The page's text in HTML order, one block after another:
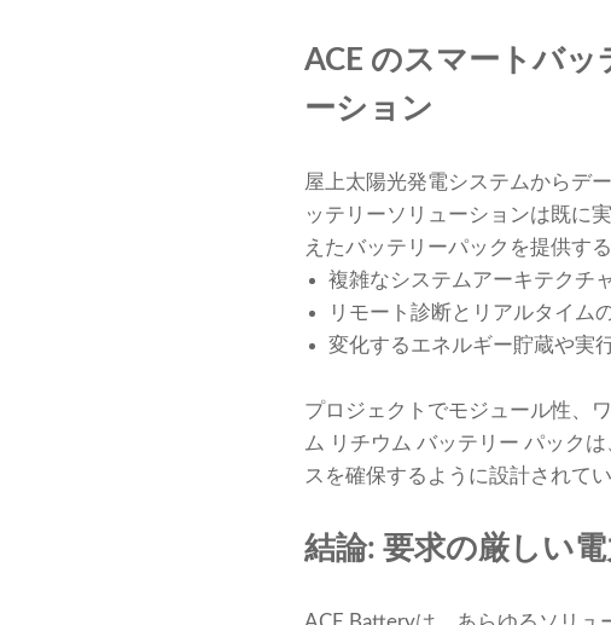
ACE のスマートバ
ーション
屋上太陽光発電システムからデ
ッテリーソリューションは既に
えたバッテリーパックを提供す
複雑なシステムアーキテクチ
リモート診断とリアルタイム
変化するエネルギー貯蔵や実
プロジェクトでモジュール性、
ム リチウム バッテリー パック
スを確保するように設計されてい
結論: 要求の厳しい